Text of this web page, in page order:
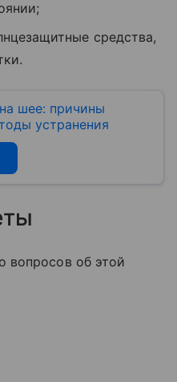
средства,
шее: причины
устранения
вопросов об этой